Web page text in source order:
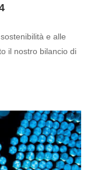
e alle
il nostro bilancio di